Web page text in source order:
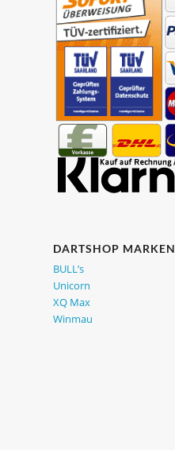
DARTSHOP MARKEN
BULL’s
Unicorn
XQ Max
Winmau